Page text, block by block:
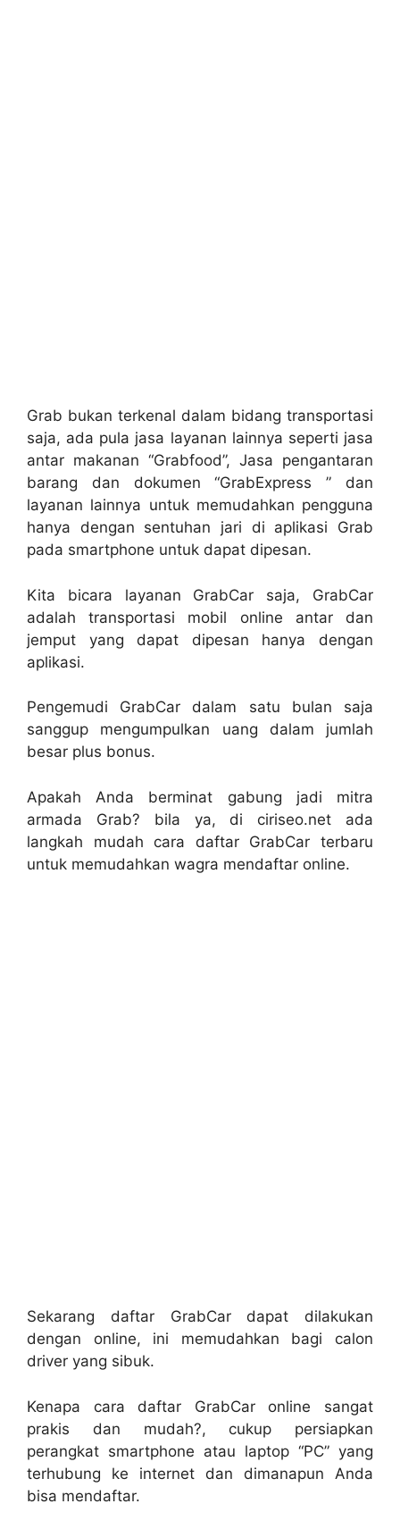
Grab bukan terkenal dalam bidang transportasi
saja, ada pula jasa layanan lainnya seperti jasa
antar makanan “Grabfood”, Jasa pengantaran
barang dan dokumen “GrabExpress ” dan
layanan lainnya untuk memudahkan pengguna
hanya dengan sentuhan jari di aplikasi Grab
pada smartphone untuk dapat dipesan.
Kita bicara layanan GrabCar saja, GrabCar
adalah transportasi mobil online antar dan
jemput yang dapat dipesan hanya dengan
aplikasi.
Pengemudi GrabCar dalam satu bulan saja
sanggup mengumpulkan uang dalam jumlah
besar plus bonus.
Apakah Anda berminat gabung jadi mitra
armada Grab? bila ya, di ciriseo.net ada
langkah mudah cara daftar GrabCar terbaru
untuk memudahkan wagra mendaftar online.
Sekarang daftar GrabCar dapat dilakukan
dengan online, ini memudahkan bagi calon
driver yang sibuk.
Kenapa cara daftar GrabCar online sangat
prakis dan mudah?, cukup persiapkan
perangkat smartphone atau laptop “PC” yang
terhubung ke internet dan dimanapun Anda
bisa mendaftar.